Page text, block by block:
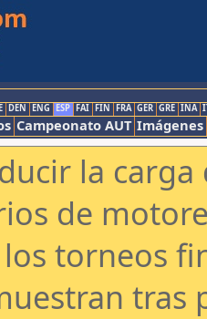
DEN ENG ESP FAI FIN FRA GER GRE INA
Campeonato AUT Imágenes
la
de
torneos
tras